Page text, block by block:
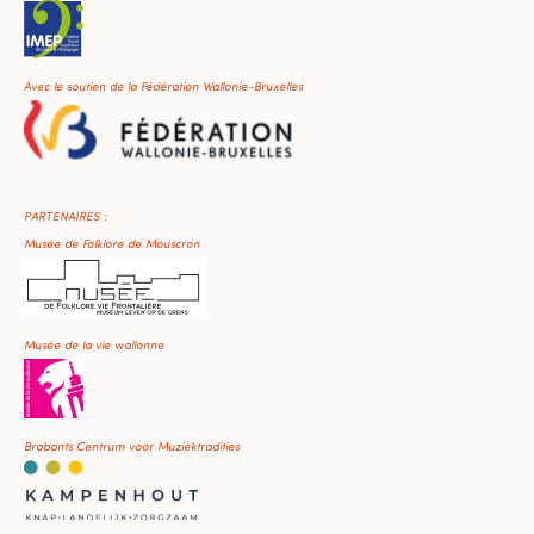
Avec le soutien de la Fédération Wallonie-Bruxelles
PARTENAIRES :
Musée de Folklore de Mouscron
Musée de la vie wallonne
Brabants Centrum voor Muziektradities